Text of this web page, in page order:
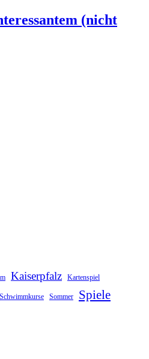
(nicht
Kaiserpfalz Kartenspiel
Schwimmkurse Sommer Spiele